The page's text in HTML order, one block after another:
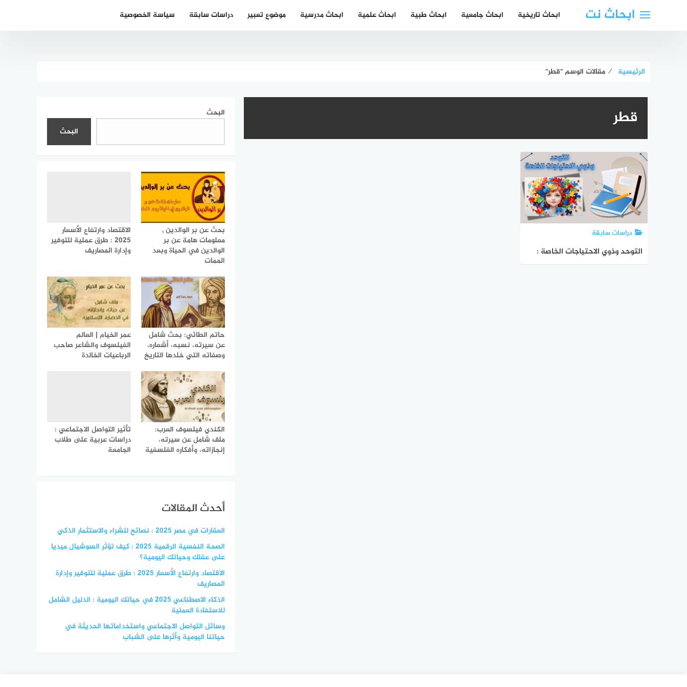
ابحاث نت ابحاث تاريخية ابحاث جامعية ابحاث طبية ابحاث علمية ابحاث مدرسية موضوع تعبير دراسات سابقة سياسة الخصوصية
الرئيسية ⁄ مقالات الوسم "قطر"
قطر
دراسات سابقة
التوحد وذوي الاحتياجات الخاصة :
البحث
البحث
بحث عن بر الوالدين ,
معلومات هامة عن بر
الوالدين في الحياة وبعد
الممات
الاقتصاد وارتفاع الأسعار
2025 : طرق عملية للتوفير
وإدارة المصاريف
حاتم الطائي: بحث شامل
عن سيرته، نسبه، أشعاره،
وصفاته التي خلدها التاريخ
عمر الخيام | العالم
الفيلسوف والشاعر صاحب
الرباعيات الخالدة
الكندي فيلسوف العرب:
ملف شامل عن سيرته،
إنجازاته، وأفكاره الفلسفية
تأثير التواصل الاجتماعي :
دراسات عربية على طلاب
الجامعة
أحدث المقالات
العقارات في مصر 2025 : نصائح للشراء والاستثمار الذكي
الصحة النفسية الرقمية 2025 : كيف تؤثر السوشيال ميديا
على عقلك وحياتك اليومية؟
الاقتصاد وارتفاع الأسعار 2025 : طرق عملية للتوفير وإدارة
المصاريف
الذكاء الاصطناعي 2025 في حياتك اليومية : الدليل الشامل
للاستفادة العملية
وسائل التواصل الاجتماعي واستخداماتها الحديثة في
حياتنا اليومية وأثرها على الشباب